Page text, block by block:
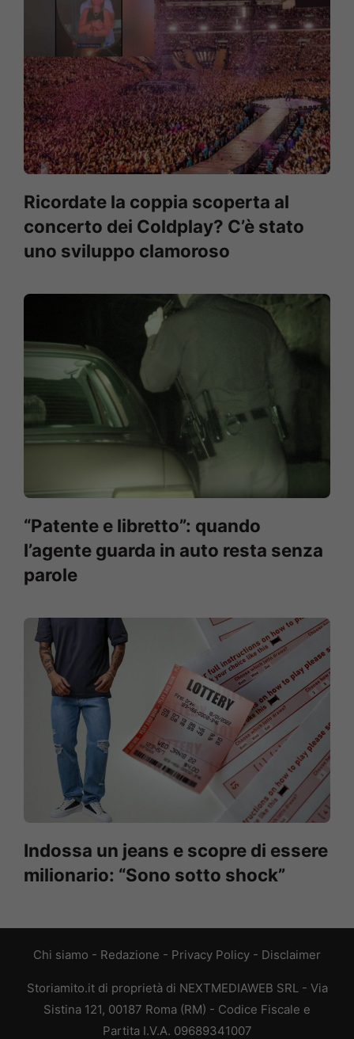
Ricordate la coppia scoperta al
concerto dei Coldplay? C’è stato
uno sviluppo clamoroso
“Patente e libretto”: quando
l’agente guarda in auto resta senza
parole
Indossa un jeans e scopre di essere
milionario: “Sono sotto shock”
Chi siamo - Redazione - Privacy Policy - Disclaimer
Storiamito.it di proprietà di NEXTMEDIAWEB SRL - Via
Sistina 121, 00187 Roma (RM) - Codice Fiscale e
Partita I.V.A. 09689341007